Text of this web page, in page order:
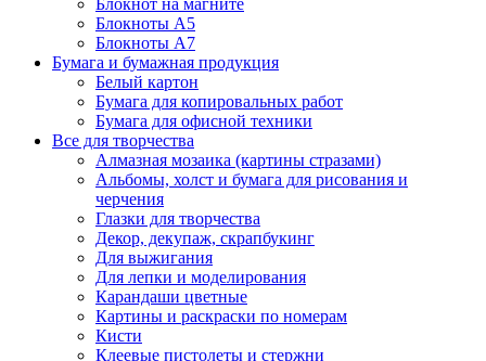
Блокнот на магните
Блокноты А5
Блокноты А7
Бумага и бумажная продукция
Белый картон
Бумага для копировальных работ
Бумага для офисной техники
Все для творчества
Алмазная мозаика (картины стразами)
Альбомы, холст и бумага для рисования и
черчения
Глазки для творчества
Декор, декупаж, скрапбукинг
Для выжигания
Для лепки и моделирования
Карандаши цветные
Картины и раскраски по номерам
Кисти
Клеевые пистолеты и стержни